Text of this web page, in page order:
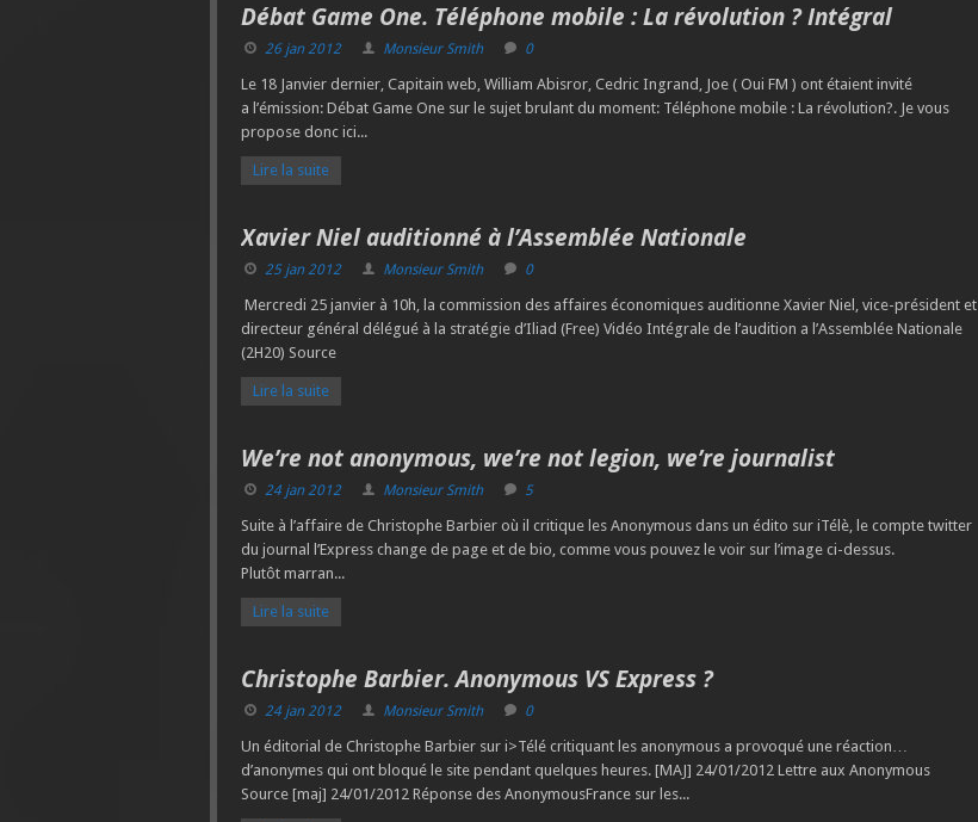
Débat Game One. Téléphone mobile : La révolution ? Intégral
26 jan 2012 Monsieur Smith 0
Le 18 Janvier dernier, Capitain web, William Abisror, Cedric Ingrand, Joe ( Oui FM ) ont étaient invité
a l’émission: Débat Game One sur le sujet brulant du moment: Téléphone mobile : La révolution?. Je vous
propose donc ici...
Lire la suite
Xavier Niel auditionné à l’Assemblée Nationale
25 jan 2012 Monsieur Smith 0
Mercredi 25 janvier à 10h, la commission des affaires économiques auditionne Xavier Niel, vice-président et
directeur général délégué à la stratégie d’Iliad (Free) Vidéo Intégrale de l’audition a l’Assemblée Nationale
(2H20) Source
Lire la suite
We’re not anonymous, we’re not legion, we’re journalist
24 jan 2012 Monsieur Smith 5
Suite à l’affaire de Christophe Barbier où il critique les Anonymous dans un édito sur iTélè, le compte twitter
du journal l’Express change de page et de bio, comme vous pouvez le voir sur l’image ci-dessus.
Plutôt marran...
Lire la suite
Christophe Barbier. Anonymous VS Express ?
24 jan 2012 Monsieur Smith 0
Un éditorial de Christophe Barbier sur i>Télé critiquant les anonymous a provoqué une réaction…
d’anonymes qui ont bloqué le site pendant quelques heures. [MAJ] 24/01/2012 Lettre aux Anonymous
Source [maj] 24/01/2012 Réponse des AnonymousFrance sur les...